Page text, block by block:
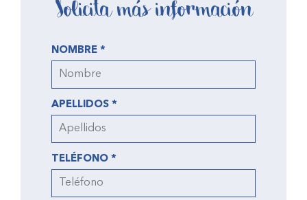
Solicita más información
NOMBRE *
APELLIDOS *
TELÉFONO *